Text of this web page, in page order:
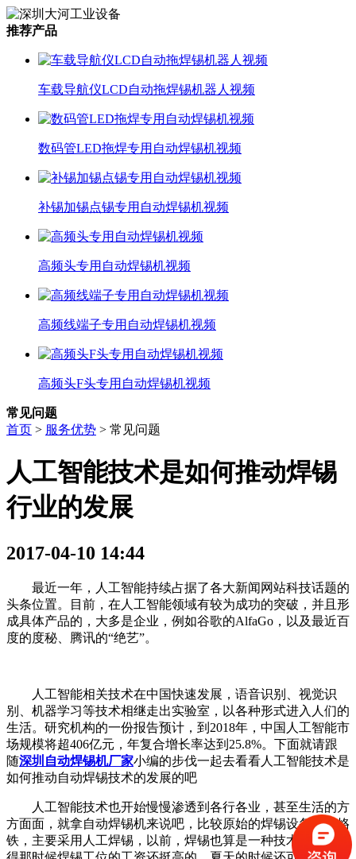
推荐产品
车载导航仪LCD自动拖焊锡机器人视频
数码管LED拖焊专用自动焊锡机视频
补锡加锡点锡专用自动焊锡机视频
高频头专用自动焊锡机视频
高频线端子专用自动焊锡机视频
高频头F头专用自动焊锡机视频
常见问题
首页 > 服务优势 > 常见问题
人工智能技术是如何推动焊锡
行业的发展
2017-04-10 14:44
最近一年，人工智能持续占据了各大新闻网站科技话题的
头条位置。目前，在人工智能领域有较为成功的突破，并且形
成具体产品的，大多是企业，例如谷歌的AlfaGo，以及最近百
度的度秘、腾讯的“绝艺”。
人工智能相关技术在中国快速发展，语音识别、视觉识
别、机器学习等技术相继走出实验室，以各种形式进入人们的
生活。研究机构的一份报告预计，到2018年，中国人工智能市
场规模将超406亿元，年复合增长率达到25.8%。下面就请跟
随深圳自动焊锡机厂家小编的步伐一起去看看人工智能技术是
如何推动自动焊锡技术的发展的吧
人工智能技术也开始慢慢渗透到各行各业，甚至生活的方
方面面，就拿自动焊锡机来说吧，比较原始的焊锡设备是电烙
铁，主要采用人工焊锡，以前，焊锡也算是一种技术活吧，记